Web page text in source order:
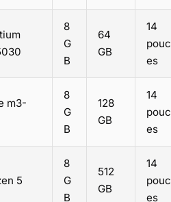
8
G
B
64
GB
14
pouc
es
m3-
8
G
B
128
GB
14
pouc
es
5
8
G
B
512
GB
14
pouc
es